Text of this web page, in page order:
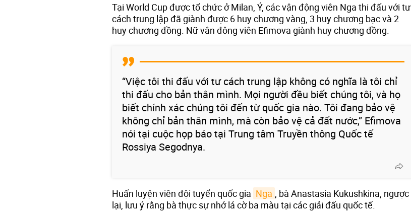
Tại World Cup được tổ chức ở Milan, Ý, các vận động viên Nga thi đấu với tư
cách trung lập đã giành được 6 huy chương vàng, 3 huy chương bạc và 2
huy chương đồng. Nữ vận đông viên Efimova giành huy chương đồng.
“Việc tôi thi đấu với tư cách trung lập không có nghĩa là tôi chỉ
thi đấu cho bản thân mình. Mọi người đều biết chúng tôi, và họ
biết chính xác chúng tôi đến từ quốc gia nào. Tôi đang bảo vệ
không chỉ bản thân mình, mà còn bảo vệ cả đất nước,” Efimova
nói tại cuộc họp báo tại Trung tâm Truyền thông Quốc tế
Rossiya Segodnya.
Huấn luyện viên đội tuyển quốc gia Nga
, bà Anastasia Kukushkina, ngược
lại, lưu ý rằng bà thực sự nhớ lá cờ ba màu tại các giải đấu quốc tế.